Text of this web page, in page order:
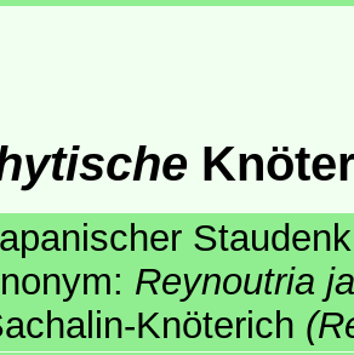
Reynoutria
Knöterich